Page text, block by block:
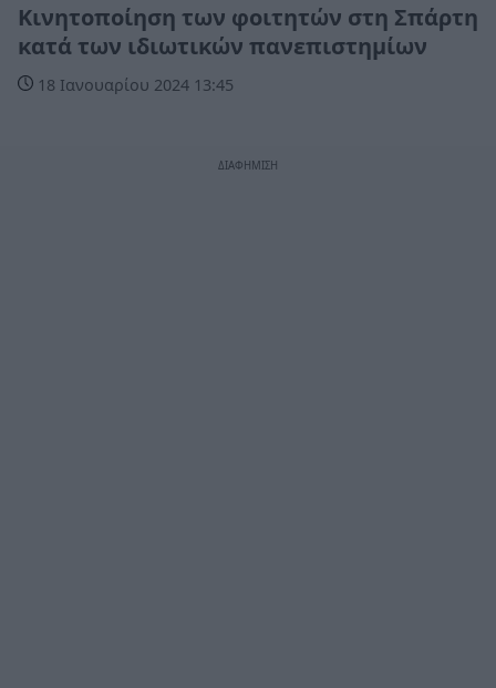
Kινητοποίηση των φοιτητών στη Σπάρτη
κατά των ιδιωτικών πανεπιστημίων
18 Ιανουαρίου 2024 13:45